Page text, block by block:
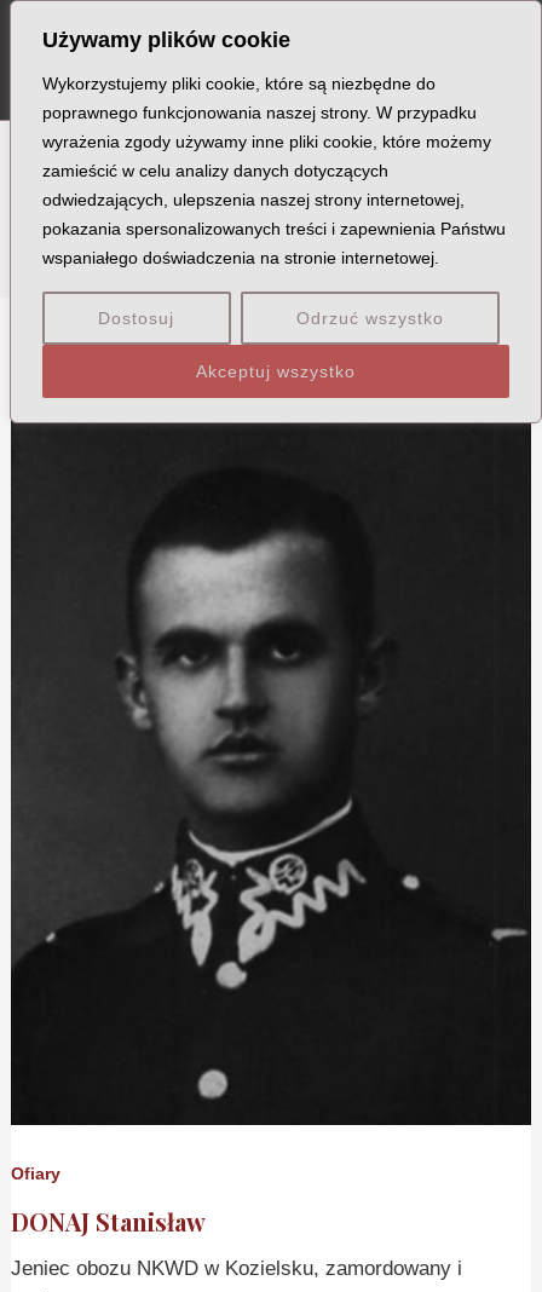
Używamy plików cookie
Wykorzystujemy pliki cookie, które są niezbędne do
poprawnego funkcjonowania naszej strony. W przypadku
wyrażenia zgody używamy inne pliki cookie, które możemy
zamieścić w celu analizy danych dotyczących
odwiedzających, ulepszenia naszej strony internetowej,
pokazania spersonalizowanych treści i zapewnienia Państwu
wspaniałego doświadczenia na stronie internetowej.
Dostosuj Odrzuć wszystko
Akceptuj wszystko
content
Miejscowość: Buk
Ofiary
DONAJ Stanisław
Jeniec obozu NKWD w Kozielsku, zamordowany i